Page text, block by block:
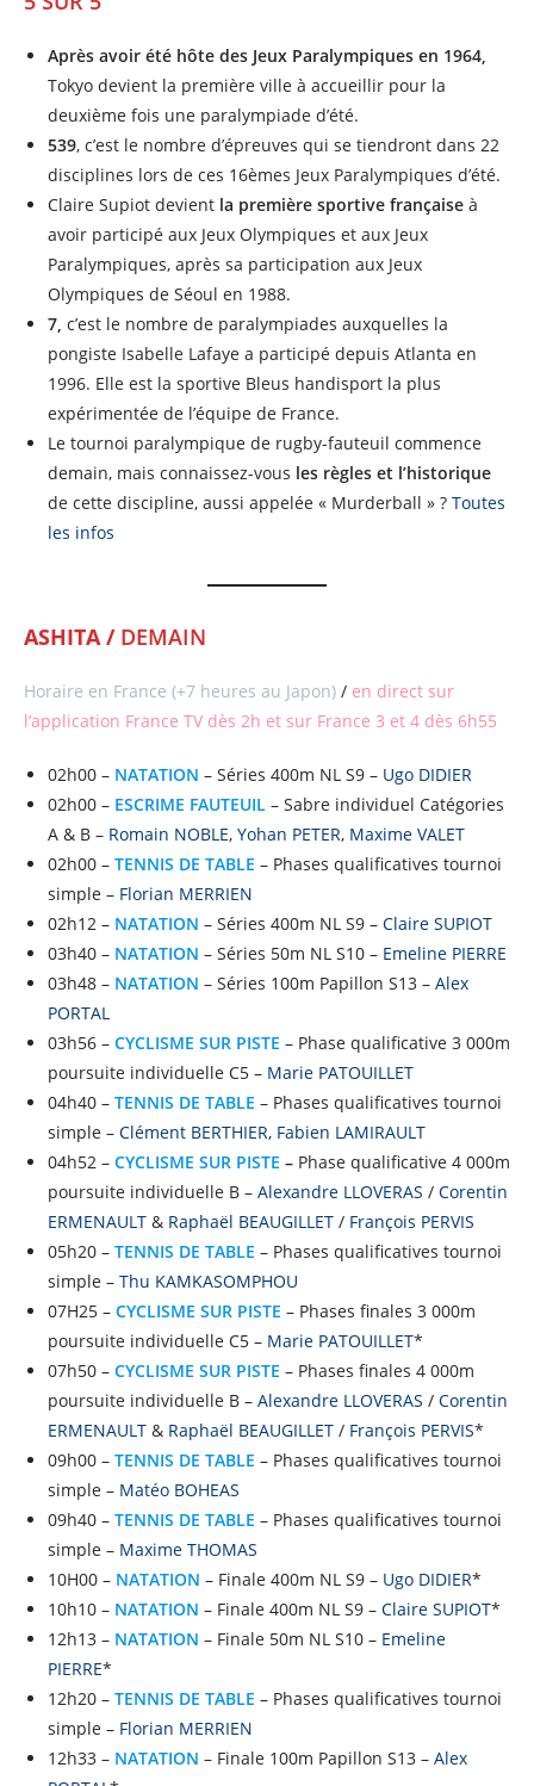
Après avoir été hôte des Jeux Paralympiques en 1964,
Tokyo devient la première ville à accueillir pour la
deuxième fois une paralympiade d’été.
539, c’est le nombre d’épreuves qui se tiendront dans 22
disciplines lors de ces 16èmes Jeux Paralympiques d’été.
Claire Supiot devient la première sportive française à
avoir participé aux Jeux Olympiques et aux Jeux
Paralympiques, après sa participation aux Jeux
Olympiques de Séoul en 1988.
7, c’est le nombre de paralympiades auxquelles la
pongiste Isabelle Lafaye a participé depuis Atlanta en
1996. Elle est la sportive Bleus handisport la plus
expérimentée de l’équipe de France.
Le tournoi paralympique de rugby-fauteuil commence
demain, mais connaissez-vous les règles et l’historique
de cette discipline, aussi appelée « Murderball » ? Toutes
les infos
ASHITA /DEMAIN
Horaire en France (+7 heures au Japon) / en direct sur
l’application France TV dès 2h et sur France 3 et 4 dès 6h55
02h00 – NATATION – Séries 400m NL S9 – Ugo DIDIER
02h00 – ESCRIME FAUTEUIL – Sabre individuel Catégories
A & B – Romain NOBLE, Yohan PETER, Maxime VALET
02h00 – TENNIS DE TABLE – Phases qualificatives tournoi
simple – Florian MERRIEN
02h12 – NATATION – Séries 400m NL S9 – Claire SUPIOT
03h40 – NATATION – Séries 50m NL S10 – Emeline PIERRE
03h48 – NATATION – Séries 100m Papillon S13 – Alex
PORTAL
03h56 – CYCLISME SUR PISTE – Phase qualificative 3 000m
poursuite individuelle C5 – Marie PATOUILLET
04h40 – TENNIS DE TABLE – Phases qualificatives tournoi
simple – Clément BERTHIER, Fabien LAMIRAULT
04h52 – CYCLISME SUR PISTE – Phase qualificative 4 000m
poursuite individuelle B – Alexandre LLOVERAS / Corentin
ERMENAULT & Raphaël BEAUGILLET / François PERVIS
05h20 – TENNIS DE TABLE – Phases qualificatives tournoi
simple – Thu KAMKASOMPHOU
07H25 – CYCLISME SUR PISTE – Phases finales 3 000m
poursuite individuelle C5 – Marie PATOUILLET*
07h50 – CYCLISME SUR PISTE – Phases finales 4 000m
poursuite individuelle B – Alexandre LLOVERAS / Corentin
ERMENAULT & Raphaël BEAUGILLET / François PERVIS*
09h00 – TENNIS DE TABLE – Phases qualificatives tournoi
simple – Matéo BOHEAS
09h40 – TENNIS DE TABLE – Phases qualificatives tournoi
simple – Maxime THOMAS
10H00 – NATATION – Finale 400m NL S9 – Ugo DIDIER*
10h10 – NATATION – Finale 400m NL S9 – Claire SUPIOT*
12h13 – NATATION – Finale 50m NL S10 – Emeline
PIERRE*
12h20 – TENNIS DE TABLE – Phases qualificatives tournoi
simple – Florian MERRIEN
12h33 – NATATION – Finale 100m Papillon S13 – Alex